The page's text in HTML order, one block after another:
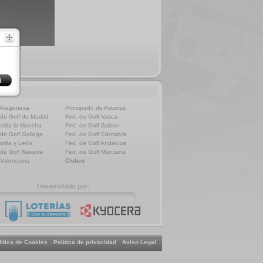
Golf de Madrid
la Mancha
Golf Gallega
y León
Golf Navarra
Principado de Asturias
Fed. de Golf Vasca
Fed. de Golf Balear
Fed. de Golf Cántabra
Fed. de Golf Andaluza
Fed. de Golf Murciana
Clubes
Aviso Legal
Política de privacidad
de Cookies